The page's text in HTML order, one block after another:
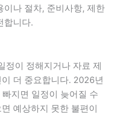
이나 절차, 준비사항, 제한
합니다.
정이 정해지거나 자료 제
더 중요합니다. 2026년
지면 일정이 늦어질 수
예상하지 못한 불편이